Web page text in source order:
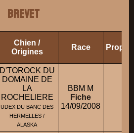
BREVET
Chien /
Origines
Race
D'TOROCK DU
DOMAINE DE
LA
ROCHELIERE
UDEX DU BANC DES
HERMELLES /
ALASKA
BBM M
Fiche
14/09/2008